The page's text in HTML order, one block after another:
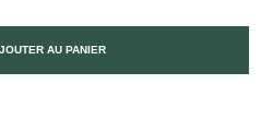
AU PANIER